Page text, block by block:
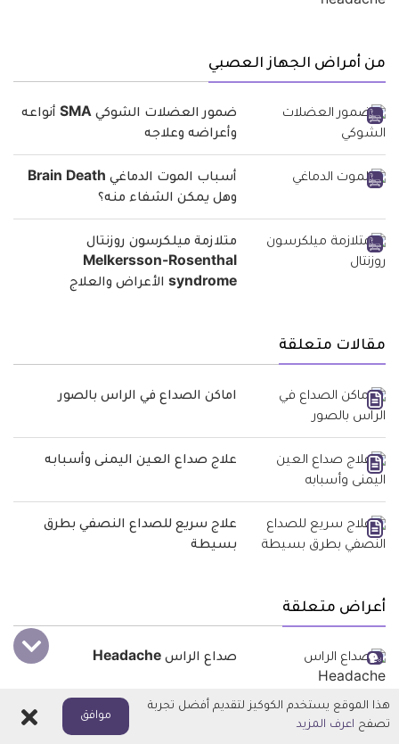
من أمراض الجهاز العصبي
ضمور العضلات الشوكي SMA أنواعه
وأعراضه وعلاجه
أسباب الموت الدماغي Brain Death
وهل يمكن الشفاء منه؟
متلازمة ميلكرسون روزنتال
Melkersson-Rosenthal
syndrome الأعراض والعلاج
مقالات متعلقة
اماكن الصداع في الراس بالصور
علاج صداع العين اليمنى وأسبابه
علاج سريع للصداع النصفي بطرق
بسيطة
أعراض متعلقة
صداع الراس Headache
هذا الموقع يستخدم الكوكيز لتقديم أفضل تجربة
تصفح اعرف المزيد
موافق اغلاق